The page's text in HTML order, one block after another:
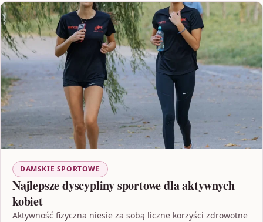
DAMSKIE SPORTOWE
Najlepsze dyscypliny sportowe dla aktywnych
kobiet
Aktywność fizyczna niesie za sobą liczne korzyści zdrowotne